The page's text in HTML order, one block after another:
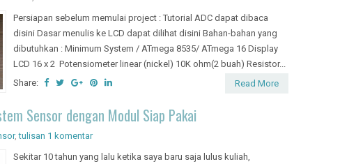
Persiapan sebelum memulai project : Tutorial ADC dapat dibaca
disini Dasar menulis ke LCD dapat dilihat disini Bahan-bahan yang
dibutuhkan : Minimum System / ATmega 8535/ ATmega 16 Display
LCD 16 x 2 Potensiometer linear (nickel) 10K ohm(2 buah) Resistor...
Share:
Read More
Sensor dengan Modul Siap Pakai
,tulisan 1 komentar
Sekitar 10 tahun yang lalu ketika saya baru saja lulus kuliah,